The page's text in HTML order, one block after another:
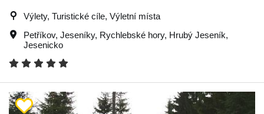
Výlety, Turistické cíle, Výletní místa
Petříkov, Jeseníky, Rychlebské hory, Hrubý Jeseník,
Jesenicko